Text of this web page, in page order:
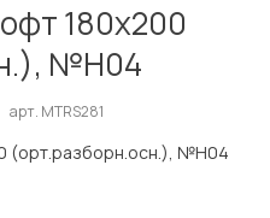
180х200
№Н04
арт. MTRS281